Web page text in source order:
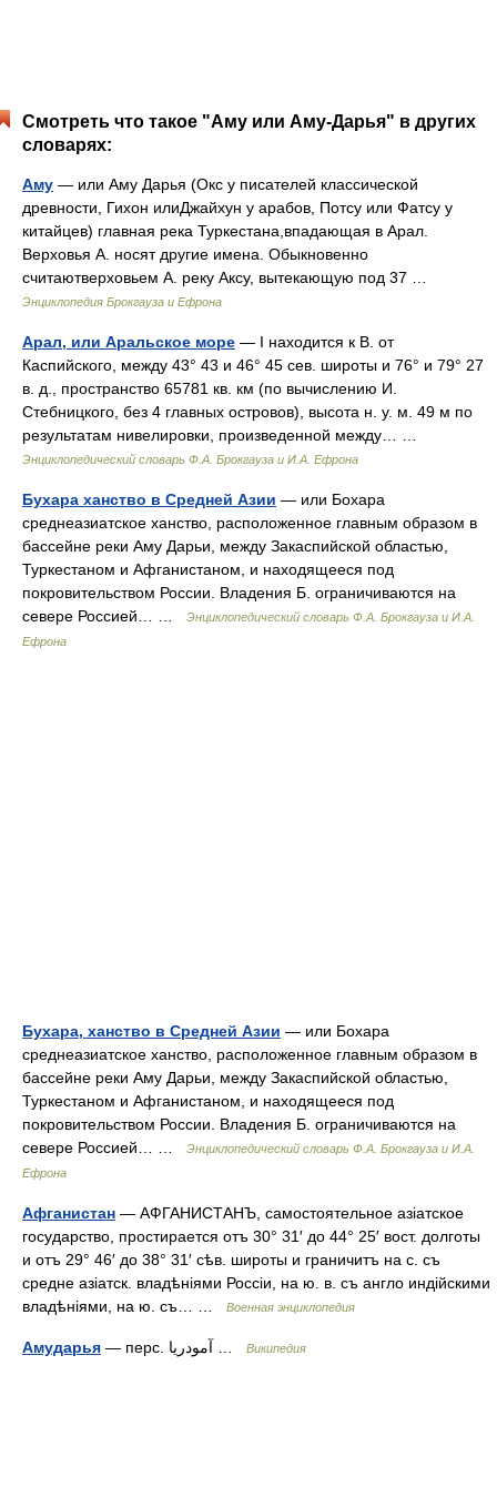
Смотреть что такое "Аму или Аму-Дарья" в других
словарях:
Аму — или Аму Дарья (Окс у писателей классической
древности, Гихон илиДжайхун у арабов, Потсу или Фатсу у
китайцев) главная река Туркестана,впадающая в Арал.
Верховья А. носят другие имена. Обыкновенно
считаютверховьем А. реку Аксу, вытекающую под 37 …
Энциклопедия Брокгауза и Ефрона
Арал, или Аральское море — I находится к В. от
Каспийского, между 43° 43 и 46° 45 сев. широты и 76° и 79° 27
в. д., пространство 65781 кв. км (по вычислению И.
Стебницкого, без 4 главных островов), высота н. у. м. 49 м по
результатам нивелировки, произведенной между… …
Энциклопедический словарь Ф.А. Брокгауза и И.А. Ефрона
Бухара ханство в Средней Азии — или Бохара
среднеазиатское ханство, расположенное главным образом в
бассейне реки Аму Дарьи, между Закаспийской областью,
Туркестаном и Афганистаном, и находящееся под
покровительством России. Владения Б. ограничиваются на
севере Россией… …
Энциклопедический словарь Ф.А. Брокгауза и И.А.
Ефрона
Бухара, ханство в Средней Азии — или Бохара
среднеазиатское ханство, расположенное главным образом в
бассейне реки Аму Дарьи, между Закаспийской областью,
Туркестаном и Афганистаном, и находящееся под
покровительством России. Владения Б. ограничиваются на
севере Россией… …
Энциклопедический словарь Ф.А. Брокгауза и И.А.
Ефрона
Афганистан — АФГАНИСТАНЪ, самостоятельное азіатское
государство, простирается отъ 30° 31′ до 44° 25′ вост. долготы
и отъ 29° 46′ до 38° 31′ сѣв. широты и граничитъ на с. съ
средне азіатск. владѣніями Россіи, на ю. в. съ англо индійскими
владѣніями, на ю. съ… …
Военная энциклопедия
Амударья — перс. آمودریا‎ … Википедия